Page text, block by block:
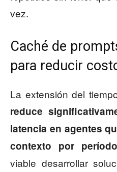
vez.
Caché de
para reducir
La extensión del
reduce
latencia en agentes
contexto por
viable desarrollar